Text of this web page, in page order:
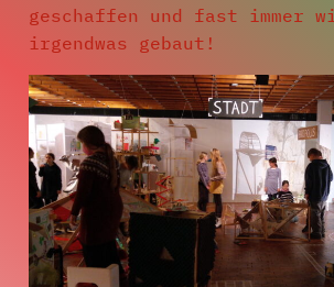
geschaffen und fast immer
irgendwas gebaut!